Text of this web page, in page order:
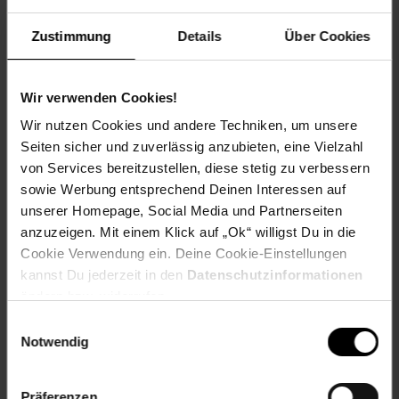
Zustimmung Details Über Cookies
Wir verwenden Cookies!
Wir nutzen Cookies und andere Techniken, um unsere
Seiten sicher und zuverlässig anzubieten, eine Vielzahl
von Services bereitzustellen, diese stetig zu verbessern
sowie Werbung entsprechend Deinen Interessen auf
unserer Homepage, Social Media und Partnerseiten
anzuzeigen. Mit einem Klick auf „Ok“ willigst Du in die
Cookie Verwendung ein. Deine Cookie-Einstellungen
kannst Du jederzeit in den Datenschutzinformationen
Notwendig
Highlights
Bequeme Jersey-Stretch-Hose mit Gummizug
Cooles Dreiecks-Kopftuch
Tolle Weste in Velourslederoptik
Stulpen mit Gummizug, die aussehen wie echte Stiefel
Farbe: schwarz
Lieferumfang
Hose
Oberteil
Kopftuch
Weste
Schuhe und Spielzeugsäbel sind nicht im Lieferumfang